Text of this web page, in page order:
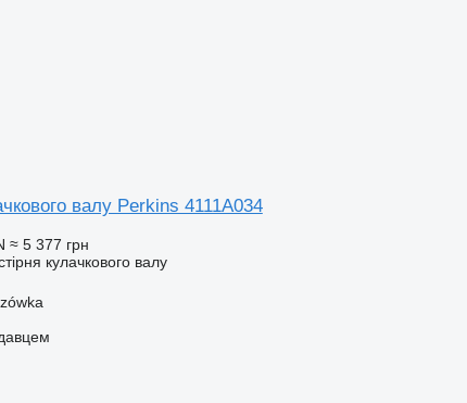
валу Perkins 4111A034
≈ 5 377 грн
кулачкового валу